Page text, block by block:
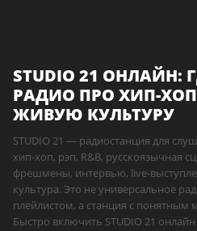
STUDIO 21 ОНЛАЙН:
РАДИО ПРО ХИП-
ЖИВУЮ КУЛЬТУРУ
STUDIO 21 — радиостанция для
хип-хоп, рэп, R&B, русскоязычная
фрешмены, интервью, live-
культура. Это не универсальное
плейлистом, а станция с
Быстро включить STUDIO 21